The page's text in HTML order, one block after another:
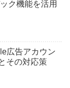
ク機能を活用
広告アカウン
その対応策